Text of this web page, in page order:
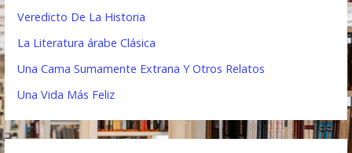
n
d
e
Veredicto De La Historia
La Literatura árabe Clásica
Una Cama Sumamente Extrana Y Otros Relatos
Una Vida Más Feliz